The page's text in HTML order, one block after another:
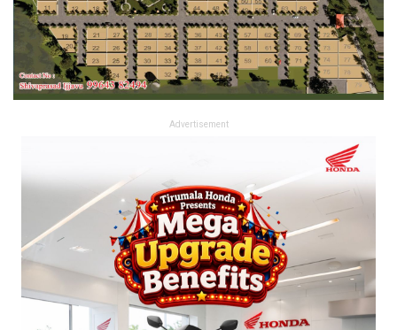
Advertisement